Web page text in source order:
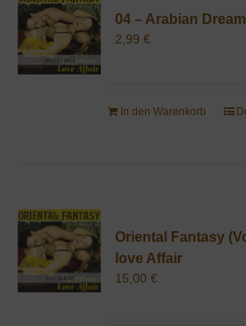
04 – Arabian Dream
2,99 €
In den Warenkorb
Oriental Fantasy
love Affair
15,00 €